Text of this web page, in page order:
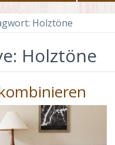
Holztöne
Holztöne